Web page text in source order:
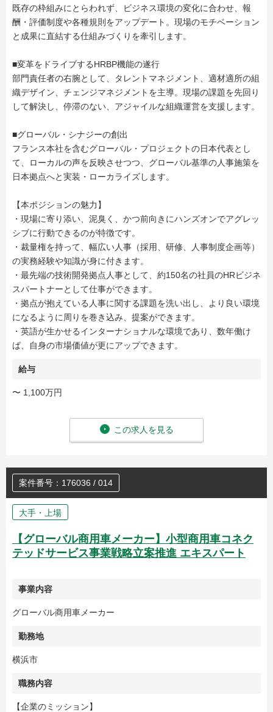
既存の枠組みにとらわれず、ビジネス環境の変化に合わせ、報
酬・評価制度や各種規則をアップデート。現場のモチベーション
と成果に直結する仕組みづくりを牽引します。
■変革をドライブするHRBP機能の遂行
部門責任者の右腕として、タレントマネジメント、適材適所の組
織デザイン、チェンジマネジメントを主導。現場の課題を先回り
して解決し、停滞のない、アジャイルな組織運営を支援します。
■グローバル・シナジーの創出
フランス本社を含むグローバル・プロジェクトの日本代表とし
て、ローカルの声を反映させつつ、グローバル基準の人事施策を
日本拠点へと実装・ローカライズします。
【本ポジションの魅力】
・現場に寄り添い、泥臭く、かつ前向きにハンズオンでアグレッ
シブに行動できるのが特徴です。
・裁量権を持って、幅広い人事（採用、研修、人事制度企画等）
の実務経験や知識が身に付きます。
・最先端の技術開発拠点人事として、約150名の社員のHRビジネ
スパートナーとして仕事ができます。
・拠点が抱えている人事に関する課題を洗い出し、より良い環境
になるように周りを巻き込み、提案ができます。
・英語が生かせるインターナショナルな環境であり、数年働け
ば、自身の市場価値が更にアップできます。
給与
〜 1,100万円
この求人を見る
案件番号：176036 / 014
大手・上場
【グローバル商用車メーカー】小型商用車コネク
テッドサービス事業戦略立案推進 エキスパート
事業内容
グローバル商用車メーカー
勤務地
横浜市
職務内容
【企業のミッション】